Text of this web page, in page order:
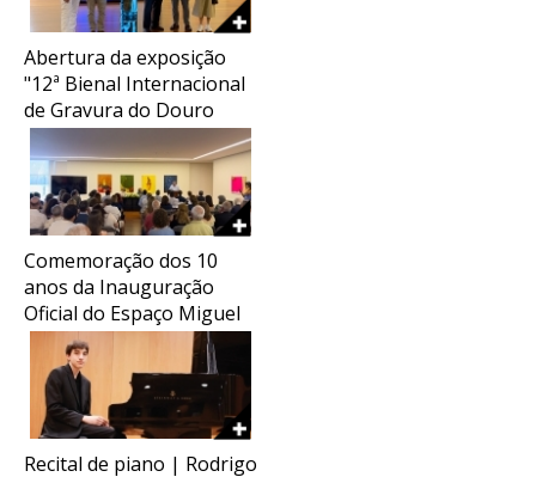
Abertura da exposição
"12ª Bienal Internacional
de Gravura do Douro
2026"
Comemoração dos 10
anos da Inauguração
Oficial do Espaço Miguel
Torga
Recital de piano | Rodrigo